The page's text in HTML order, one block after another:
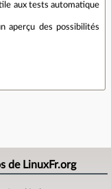
aux tests automatique
aperçu des possibilités
de LinuxFr.org